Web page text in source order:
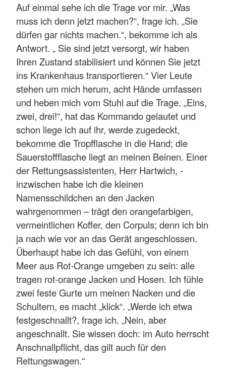
Auf einmal sehe ich die Trage vor mir. „Was
muss ich denn jetzt machen?“, frage ich. „Sie
dürfen gar nichts machen.“, bekomme ich als
Antwort. „ Sie sind jetzt versorgt, wir haben
Ihren Zustand stabilisiert und können Sie jetzt
ins Krankenhaus transportieren.“ Vier Leute
stehen um mich herum, acht Hände umfassen
und heben mich vom Stuhl auf die Trage. „Eins,
zwei, drei!“, hat das Kommando gelautet und
schon liege ich auf ihr, werde zugedeckt,
bekomme die Tropfflasche in die Hand; die
Sauerstoffflasche liegt an meinen Beinen. Einer
der Rettungsassistenten, Herr Hartwich, -
inzwischen habe ich die kleinen
Namensschildchen an den Jacken
wahrgenommen – trägt den orangefarbigen,
vermeintlichen Koffer, den Corpuls; denn ich bin
ja nach wie vor an das Gerät angeschlossen.
Überhaupt habe ich das Gefühl, von einem
Meer aus Rot-Orange umgeben zu sein: alle
tragen rot-orange Jacken und Hosen. Ich fühle
zwei feste Gurte um meinen Nacken und die
Schultern, es macht „klick“. „Werde ich etwa
festgeschnallt?, frage ich. „Nein, aber
angeschnallt. Sie wissen doch: im Auto herrscht
Anschnallpflicht, das gilt auch für den
Rettungswagen.“